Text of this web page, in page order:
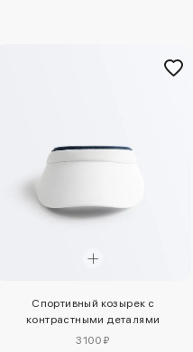
Спортивный козырек с
контрастными деталями
3100 ₽